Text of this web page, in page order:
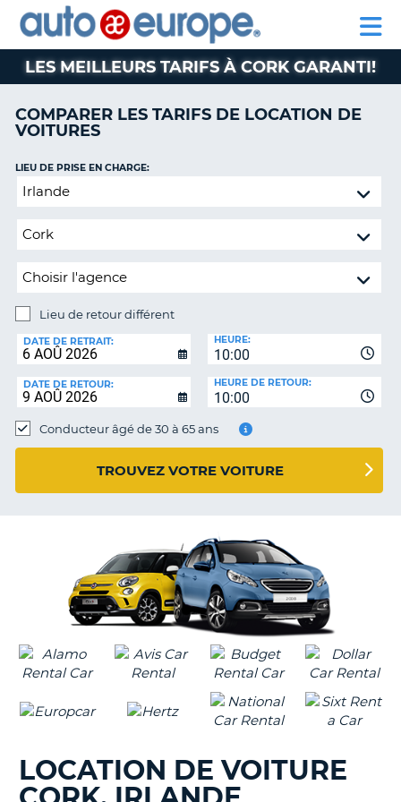
LOCATION
DE
VOITURES
CAMPING-
CAR
PARTENAIRE
SUPPORT
CLIENT
AUTO
EUROPE
LOCATION
DE
VOITURES
CAMPING-
PARTENAIRE
SUPPORT
COMPTE
MA
LANGUAGE
LES MEILLEURS TARIFS À CORK GARANTI!
COMPARER LES TARIFS DE LOCATION DE
VOITURES
Lieu
retour
LIEU DE PRISE EN CHARGE:
Lieu de retour différent
DE
RETOUR:
DATE DE RETRAIT:
10:00
HEURE:
DATE DE RETOUR:
10:00
HEURE DE RETOUR:
Conducteur âgé de 30 à 65 ans
TROUVEZ VOTRE VOITURE
LOCATION DE VOITURE